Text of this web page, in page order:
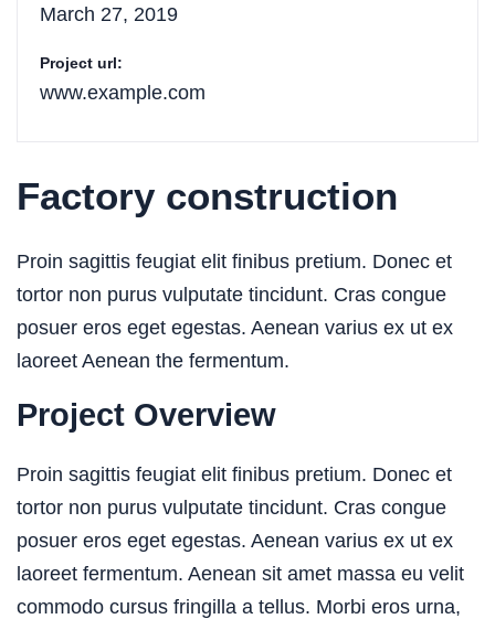
March 27, 2019
Project url:
www.example.com
Factory construction
Proin sagittis feugiat elit finibus pretium. Donec et
tortor non purus vulputate tincidunt. Cras congue
posuer eros eget egestas. Aenean varius ex ut ex
laoreet Aenean the fermentum.
Project Overview
Proin sagittis feugiat elit finibus pretium. Donec et
tortor non purus vulputate tincidunt. Cras congue
posuer eros eget egestas. Aenean varius ex ut ex
laoreet fermentum. Aenean sit amet massa eu velit
commodo cursus fringilla a tellus. Morbi eros urna,